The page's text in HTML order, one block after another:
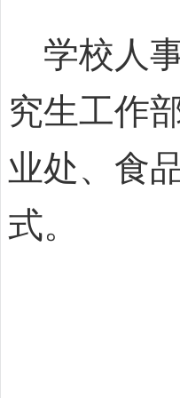
学校人
究生工作
业处、食
式。